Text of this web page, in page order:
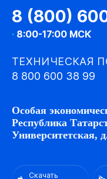
8 (800)
· 8:00-17:00 МСК
ТЕХНИЧЕСКАЯ
8 800 600 38 99
Особая
Республика
Университетская,
Скачать